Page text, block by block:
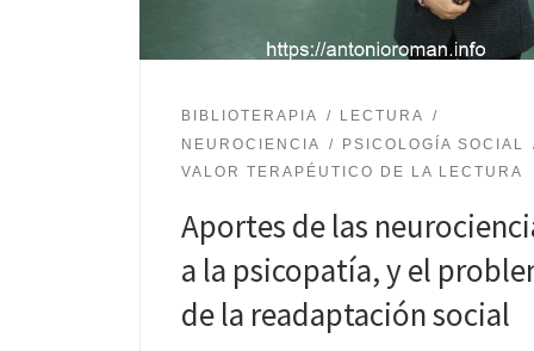
BIBLIOTERAPIA
LECTURA
NEUROCIENCIA
PSICOLOGÍA SOCIAL
VALOR TERAPÉUTICO DE LA LECTURA
Aportes de las
a la psicopatía, y el
de la readaptación social